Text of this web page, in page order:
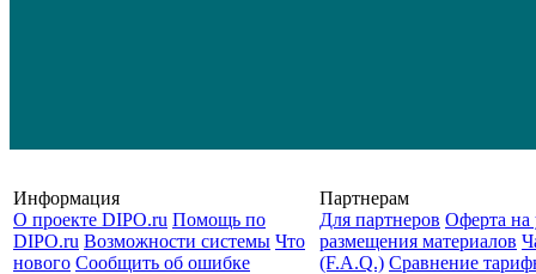
Информация
О проекте DIPO.ru Помощь по
DIPO.ru Возможности системы Что
нового Сообщить об ошибке
Партнерам
Для партнеров Оферта на
размещения материалов
(F.A.Q.) Cравнение